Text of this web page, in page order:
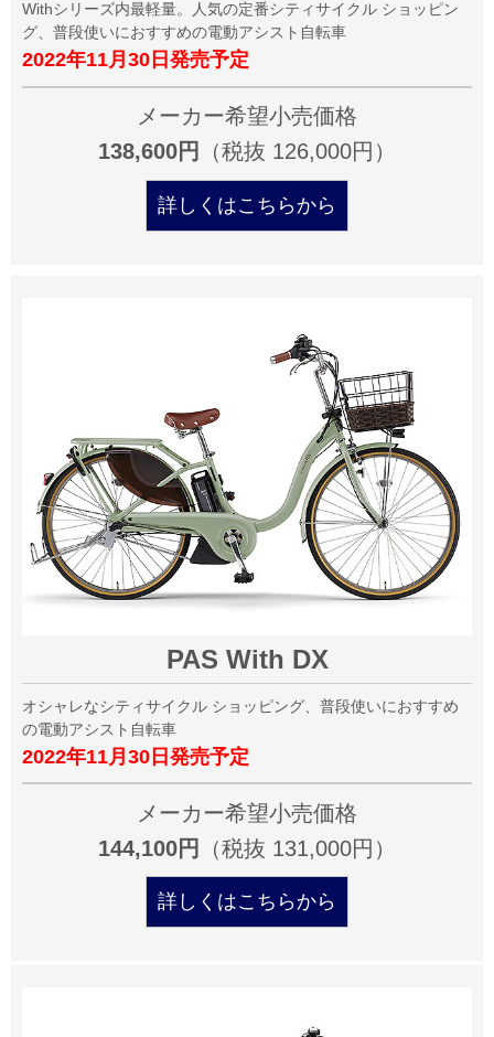
Withシリーズ内最軽量。人気の定番シティサイクル ショッピン
グ、普段使いにおすすめの電動アシスト自転車
2022年11月30日発売予定
メーカー希望小売価格
138,600円
（税抜 126,000円）
詳しくはこちらから
PAS With DX
オシャレなシティサイクル ショッピング、普段使いにおすすめ
の電動アシスト自転車
2022年11月30日発売予定
メーカー希望小売価格
144,100円
（税抜 131,000円）
詳しくはこちらから